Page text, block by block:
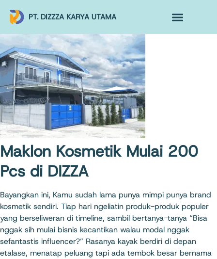
PT. DIZZZA KARYA UTAMA
Maklon Kosmetik Mulai 200
Pcs di DIZZA
Bayangkan ini, Kamu sudah lama punya mimpi punya brand
kosmetik sendiri. Tiap hari ngeliatin produk-produk populer
yang berseliweran di timeline, sambil bertanya-tanya “Bisa
nggak sih mulai bisnis kecantikan walau modal nggak
sefantastis influencer?” Rasanya kayak berdiri di depan
etalase, menatap peluang tapi ada tembok besar bernama